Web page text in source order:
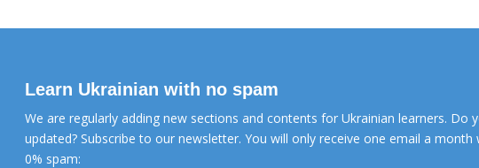
MORE INFO MORE
Learn Ukrainian with no spam
We are regularly adding new sections and contents for Ukrainian learners. Do
updated? Subscribe to our newsletter. You will only receive one email a month
0% spam: